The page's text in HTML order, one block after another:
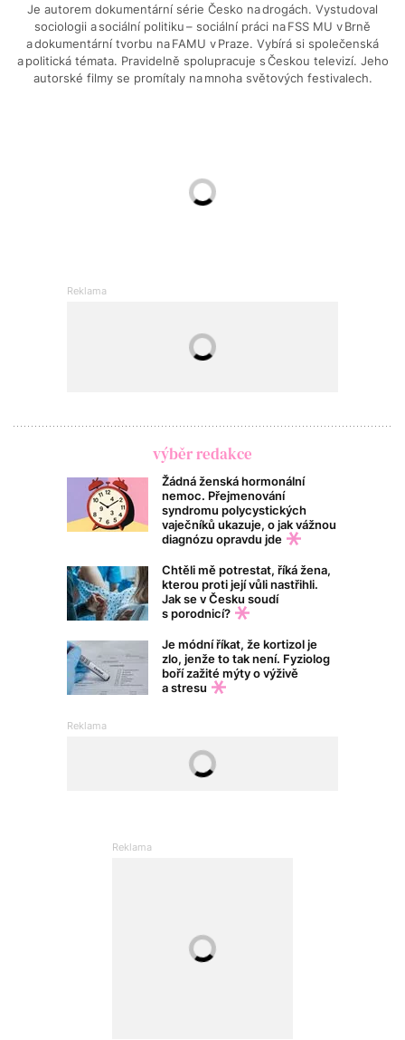
Je autorem dokumentární série Česko na drogách. Vystudoval
sociologii a sociální politiku – sociální práci na FSS MU v Brně
a dokumentární tvorbu na FAMU v Praze. Vybírá si společenská
a politická témata. Pravidelně spolupracuje s Českou televizí. Jeho
autorské filmy se promítaly na mnoha světových festivalech.
výběr redakce
Žádná ženská hormonální
nemoc. Přejmenování
syndromu polycystických
vaječníků ukazuje, o jak vážnou
diagnózu opravdu jde
Chtěli mě potrestat, říká žena,
kterou proti její vůli nastřihli.
Jak se v Česku soudí
s porodnicí?
Je módní říkat, že kortizol je
zlo, jenže to tak není. Fyziolog
boří zažité mýty o výživě
a stresu